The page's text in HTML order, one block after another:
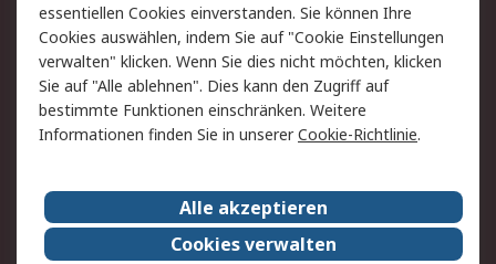
AGB
Datenschutz
Cookie-Richtlinie
Zahlungsbedingungen
Copyright/Impressum
Über RS
Karriere bei RS
Nachhaltigkeit
Qualität/Umwelt/ZertifikatePresse-Center
essentiellen Cookies einverstanden. Sie können Ihre
Cookies auswählen, indem Sie auf "Cookie Einstellungen
verwalten" klicken. Wenn Sie dies nicht möchten, klicken
Sie auf "Alle ablehnen". Dies kann den Zugriff auf
bestimmte Funktionen einschränken. Weitere
Informationen finden Sie in unsererCookie-Richtlinie.
Alle akzeptieren
Cookies verwalten